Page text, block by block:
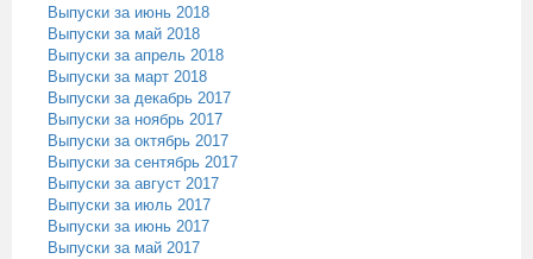
Выпуски за июнь 2018
Выпуски за май 2018
Выпуски за апрель 2018
Выпуски за март 2018
Выпуски за декабрь 2017
Выпуски за ноябрь 2017
Выпуски за октябрь 2017
Выпуски за сентябрь 2017
Выпуски за август 2017
Выпуски за июль 2017
Выпуски за июнь 2017
Выпуски за май 2017